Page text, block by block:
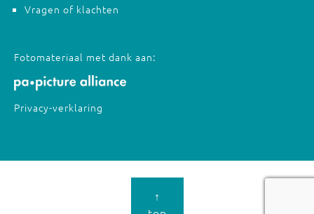
Vragen of klachten
Fotomateriaal met dank aan:
Privacy-verklaring
↑